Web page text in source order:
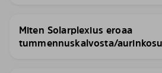
Miten Solarplexius eroaa
tummennuskalvosta/